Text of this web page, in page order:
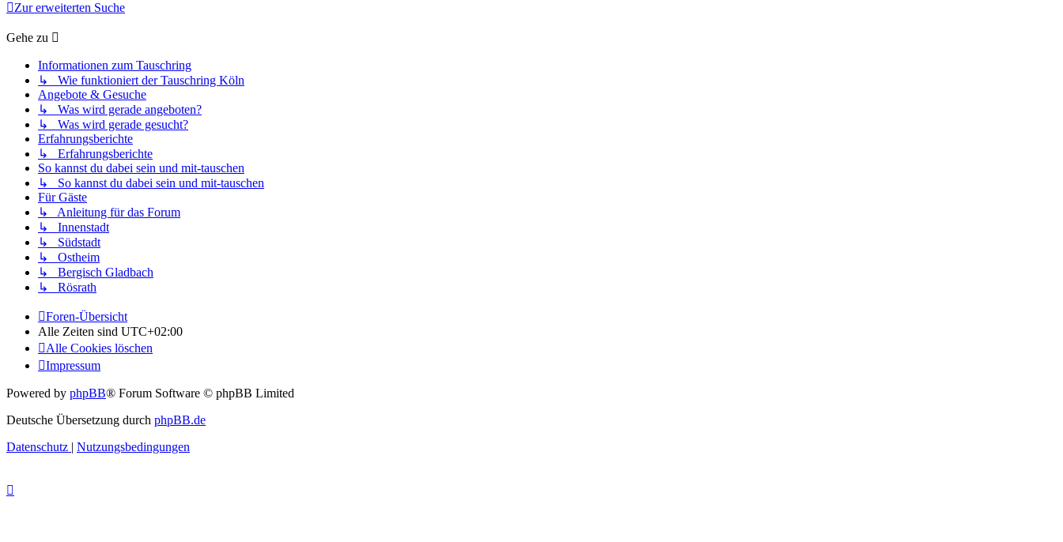
Zur erweiterten Suche
Gehe zu
Informationen zum Tauschring
↳ Wie funktioniert der Tauschring Köln
Angebote & Gesuche
↳ Was wird gerade angeboten?
↳ Was wird gerade gesucht?
Erfahrungsberichte
↳ Erfahrungsberichte
So kannst du dabei sein und mit-tauschen
↳ So kannst du dabei sein und mit-tauschen
Für Gäste
↳ Anleitung für das Forum
↳ Innenstadt
↳ Südstadt
↳ Ostheim
↳ Bergisch Gladbach
↳ Rösrath
Foren-Übersicht
Alle Zeiten sind UTC+02:00
Alle Cookies löschen
Impressum
Powered by phpBB® Forum Software © phpBB Limited
Deutsche Übersetzung durch phpBB.de
Datenschutz
Nutzungsbedingungen